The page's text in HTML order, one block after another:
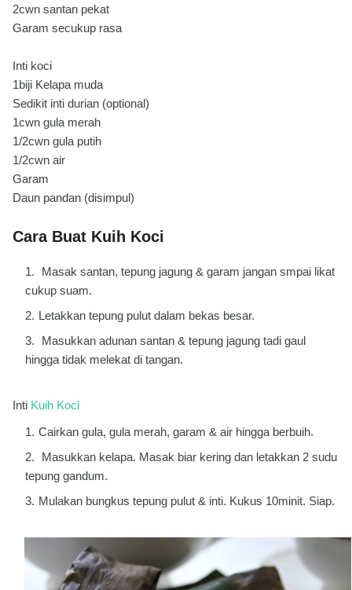
2cwn santan pekat
Garam secukup rasa
Inti koci
1biji Kelapa muda
Sedikit inti durian (optional)
1cwn gula merah
1/2cwn gula putih
1/2cwn air
Garam
Daun pandan (disimpul)
Cara Buat Kuih Koci
Masak santan, tepung jagung & garam jangan smpai likat
cukup suam.
Letakkan tepung pulut dalam bekas besar.
Masukkan adunan santan & tepung jagung tadi gaul
hingga tidak melekat di tangan.
Inti Kuih Koci
Cairkan gula, gula merah, garam & air hingga berbuih.
Masukkan kelapa. Masak biar kering dan letakkan 2 sudu
tepung gandum.
Mulakan bungkus tepung pulut & inti. Kukus 10minit. Siap.